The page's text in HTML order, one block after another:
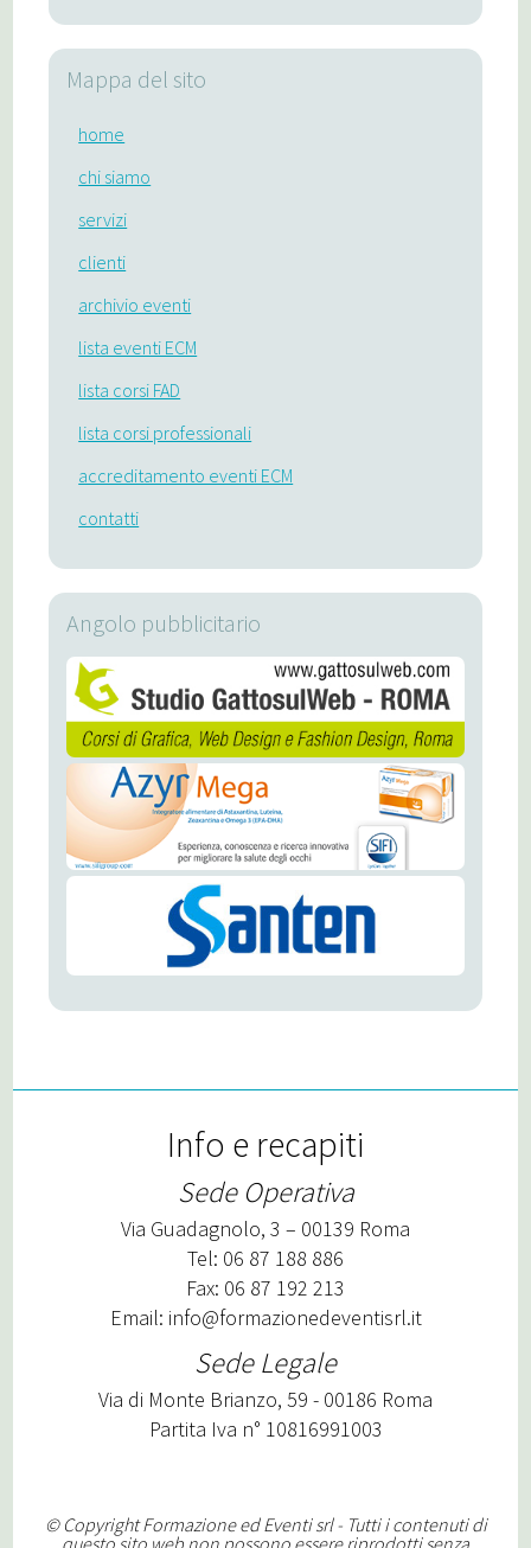
Mappa del sito
home
chi siamo
servizi
clienti
archivio eventi
lista eventi ECM
lista corsi FAD
lista corsi professionali
accreditamento eventi ECM
contatti
Angolo pubblicitario
Info e recapiti
Sede Operativa
Via Guadagnolo, 3 – 00139 Roma
Tel: 06 87 188 886
Fax: 06 87 192 213
Email: info@formazionedeventisrl.it
Sede Legale
Via di Monte Brianzo, 59 - 00186 Roma
Partita Iva n° 10816991003
© Copyright Formazione ed Eventi srl - Tutti i contenuti di